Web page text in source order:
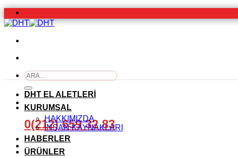
İçeriğe
atla
Ara:
0(212) 659 32 83
DHT EL ALETLERİ
KURUMSAL
HAKKIMIZDA
İNSAN KAYNAKLARI
HABERLER
ÜRÜNLER